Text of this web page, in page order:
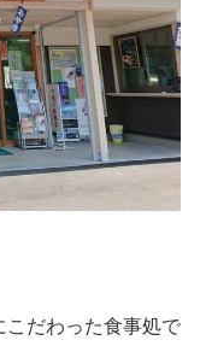
こだわった食事処で